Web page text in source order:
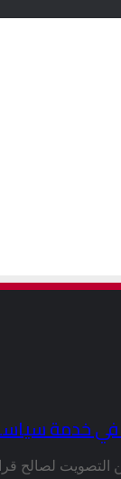
في خدمة
لصالح قرار